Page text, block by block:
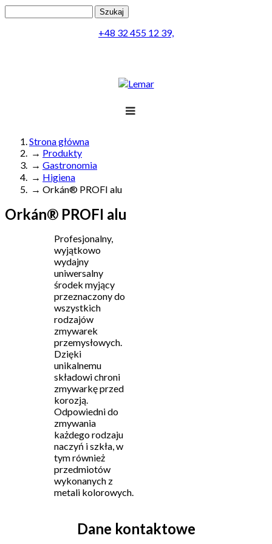
Formularz wyszukiwania
+48 32 455 12 39,
Projekt
Produkty
Realizacja
Obsługa
Menu
Jesteś tutaj
Strona główna
→ Produkty
→ Gastronomia
→ Higiena
→ Orkán® PROFI alu
Orkán® PROFI alu
Profesjonalny,
wyjątkowo
wydajny
uniwersalny
środek myjący
przeznaczony do
wszystkich
rodzajów
zmywarek
przemysłowych.
Dzięki
unikalnemu
składowi chroni
zmywarkę przed
korozją.
Odpowiedni do
zmywania
każdego rodzaju
naczyń i szkła, w
tym również
przedmiotów
wykonanych z
metali kolorowych.
Dane kontaktowe